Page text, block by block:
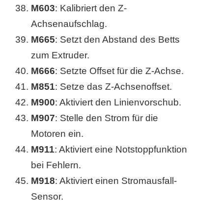
M603: Kalibriert den Z-
Achsenaufschlag.
M665: Setzt den Abstand des Betts
zum Extruder.
M666: Setzte Offset für die Z-Achse.
M851: Setze das Z-Achsenoffset.
M900: Aktiviert den Linienvorschub.
M907: Stelle den Strom für die
Motoren ein.
M911: Aktiviert eine Notstoppfunktion
bei Fehlern.
M918: Aktiviert einen Stromausfall-
Sensor.